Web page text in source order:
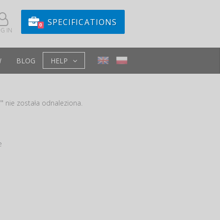
IN
0 SPECIFICATIONS
BLOG HELP
została odnaleziona.